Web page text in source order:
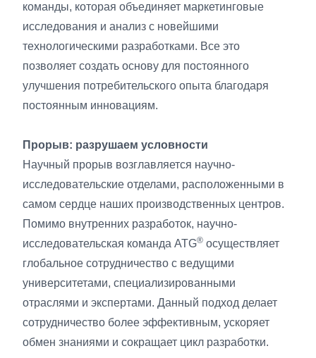
команды, которая объединяет маркетинговые
исследования и анализ с новейшими
технологическими разработками. Все это
позволяет создать основу для постоянного
улучшения потребительского опыта благодаря
постоянным инновациям.
Прорыв: разрушаем условности
Научный прорыв возглавляется научно-
исследовательские отделами, расположенными в
самом сердце наших производственных центров.
Помимо внутренних разработок, научно-
исследовательская команда ATG® осуществляет
глобальное сотрудничество с ведущими
университетами, специализированными
отраслями и экспертами. Данный подход делает
сотрудничество более эффективным, ускоряет
обмен знаниями и сокращает цикл разработки.